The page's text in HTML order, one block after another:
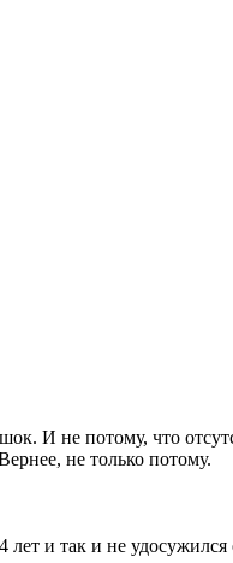
И не потому, что
не только потому.
и так и не удосужился